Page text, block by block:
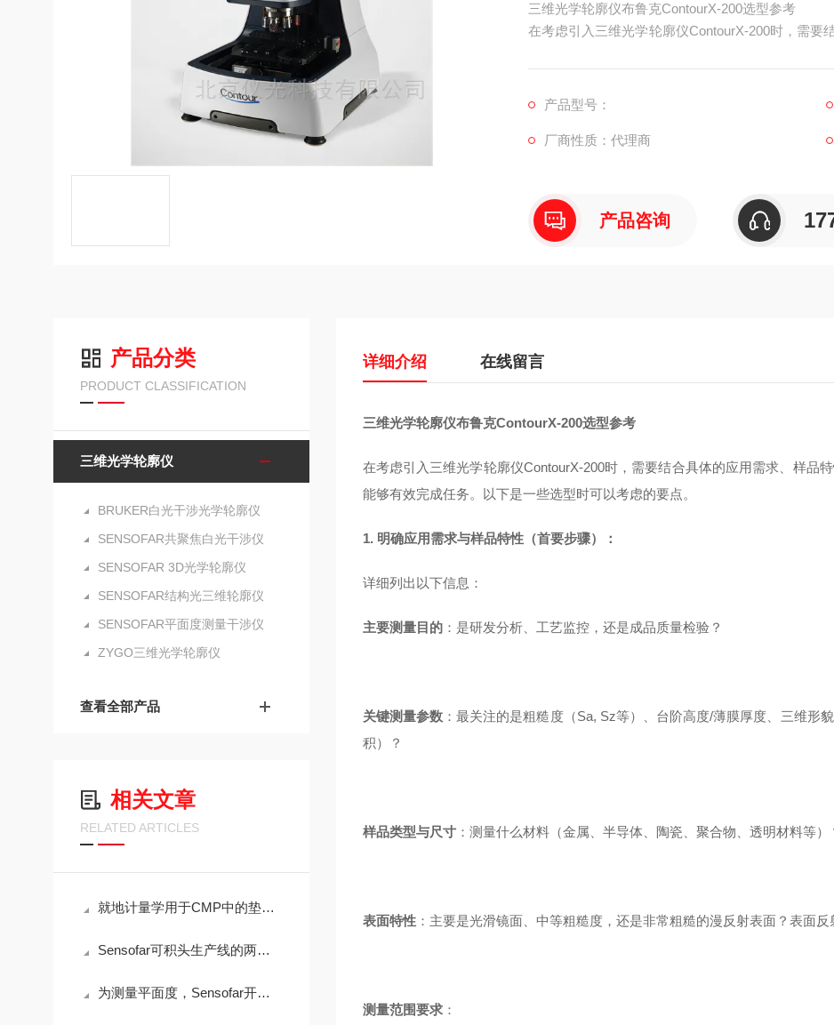
三维光学轮廓仪布鲁克ContourX-200选型参考
在考虑引入三维光学轮廓仪ContourX-200时，需要
产品型号：
厂商性质：代理商
产品咨询
产品分类
PRODUCT CLASSIFICATION
三维光学轮廓仪
BRUKER白光干涉光学轮廓仪
SENSOFAR共聚焦白光干涉仪
SENSOFAR 3D光学轮廓仪
SENSOFAR结构光三维轮廓仪
SENSOFAR平面度测量干涉仪
ZYGO三维光学轮廓仪
查看全部产品
相关文章
RELATED ARTICLES
就地计量学用于CMP中的垫面监测
Sensofar可积头生产线的两款新产品
为测量平面度，Sensofar开发了一款新型干涉镜头
详细介绍 在线留言
三维光学轮廓仪布鲁克ContourX-200选型参考
在考虑引入三维光学轮廓仪ContourX-200时，需要结合具体的应用需求、样品
能够有效完成任务。以下是一些选型时可以考虑的要点。
1. 明确应用需求与样品特性（首要步骤）：
详细列出以下信息：
主要测量目的：是研发分析、工艺监控，还是成品质量检验？
关键测量参数 ：最关注的是粗糙度（Sa, Sz等）、台阶高度/薄膜厚度、三维形
积）？
样品类型与尺寸：测量什么材料（金属、半导体、陶瓷、聚合物、透明材料等）
表面特性：主要是光滑镜面、中等粗糙度，还是非常粗糙的漫反射表面？表面反
测量范围要求：